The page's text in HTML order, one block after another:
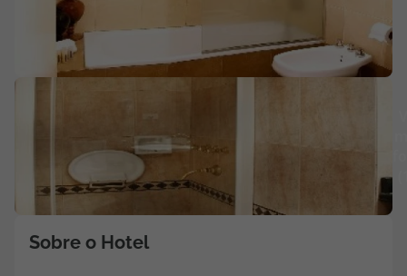
Agências
Apoio ao cliente em Portugal
218 925 471
Custo de uma chamada para a rede fixa nacional.
Apoio ao cliente no Estrangeiro
Sobre o Hotel